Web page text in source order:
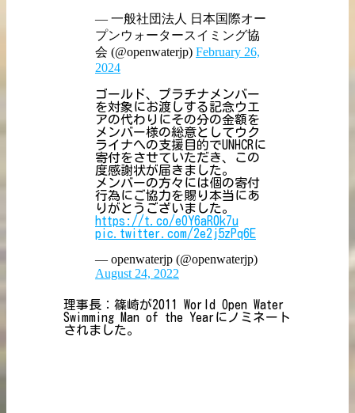
— 一般社団法人 日本国際オー
プンウォータースイミング協
会 (@openwaterjp) February 26,
2024
ゴールド、プラチナメンバー
を対象にお渡しする記念ウエ
アの代わりにその分の金額を
メンバー様の総意としてウク
ライナへの支援目的でUNHCRに
寄付をさせていただき、この
度感謝状が届きました。
メンバーの方々には個の寄付
行為にご協力を賜り本当にあ
りがとうございました。
https://t.co/eOY6aR0k7u
pic.twitter.com/2e2j5zPq6E
— openwaterjp (@openwaterjp)
August 24, 2022
理事長：篠崎が2011 World Open Water
Swimming Man of the Yearにノミネート
されました。